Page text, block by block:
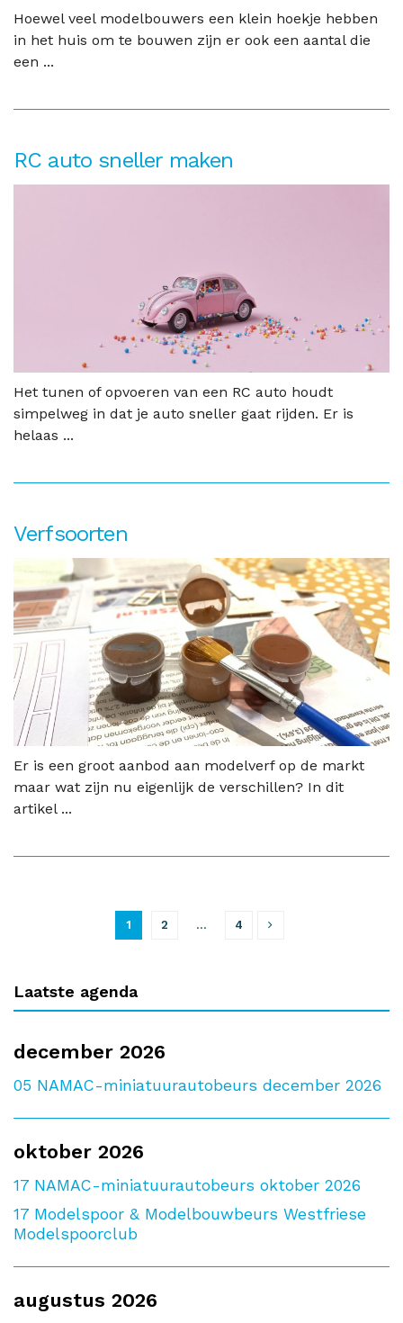
Hoewel veel modelbouwers een klein hoekje hebben
in het huis om te bouwen zijn er ook een aantal die
een ...
RC auto sneller maken
Het tunen of opvoeren van een RC auto houdt
simpelweg in dat je auto sneller gaat rijden. Er is
helaas ...
Verfsoorten
Er is een groot aanbod aan modelverf op de markt
maar wat zijn nu eigenlijk de verschillen? In dit
artikel ...
1 2 … 4
Laatste agenda
december 2026
05 NAMAC-miniatuurautobeurs december 2026
oktober 2026
17 NAMAC-miniatuurautobeurs oktober 2026
17 Modelspoor & Modelbouwbeurs Westfriese
Modelspoorclub
augustus 2026